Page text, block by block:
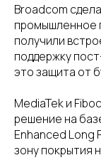
Broadcom
промышленное
получили
поддержку
это защита от
MediaTek и
решение на
Enhanced Long
зону покрытия